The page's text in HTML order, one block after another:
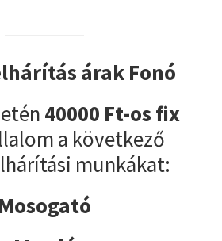
árak Fonó
40000 Ft-os fix
a következő
munkákat:
Mosogató